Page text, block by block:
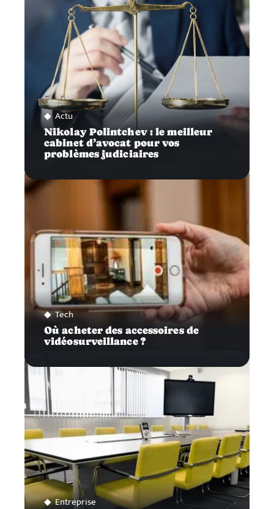
Actu
Nikolay Polintchev : le meilleur
cabinet d’avocat pour vos
problèmes judiciaires
Tech
Où acheter des accessoires de
vidéosurveillance ?
Entreprise